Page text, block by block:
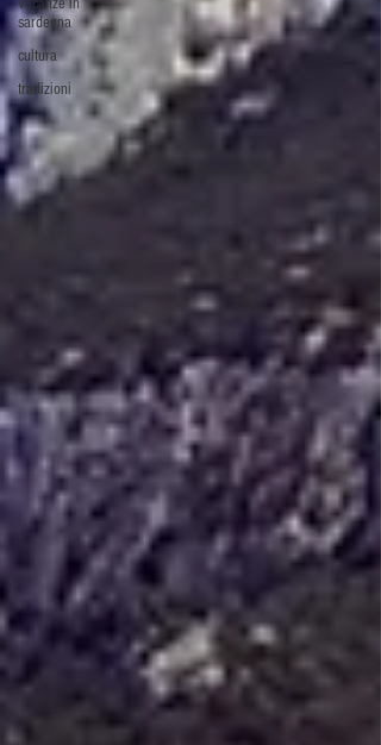
sardegna
cultura
tradizioni